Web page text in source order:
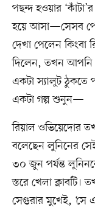
পছন্দ হওয়ার
হয়ে আসা—সেসব
দেখা পেলেন কিংবা
দিলেন, তখন আপনি
একটা স্যালুট ঠুকতে
একটা গল্প শুনুন—
রিয়াল ওভিয়েদোর
বলেছেন লুনিনের
৩০ জুন পর্যন্ত
স্তরে খেলা
সেগুরার মুখেই, ‘সে